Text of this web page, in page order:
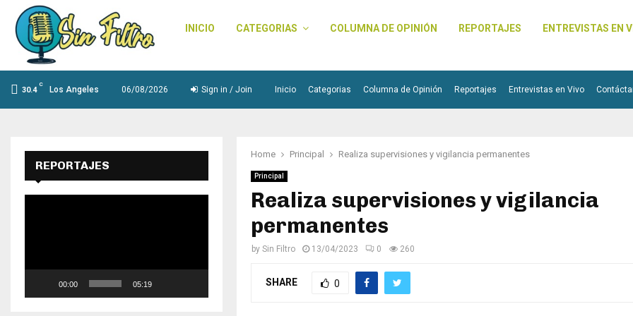
INICIO CATEGORIAS COLUMNA DE OPINIÓN REPORTAJES ENTREVISTAS EN
30.4
C
Los Angeles 06/08/2026 Sign in / Join Inicio Categorias Columna de Opinión Reportajes Entrevistas en Vivo
Home Principal Realiza supervisiones y vigilancia permanentes
Principal
Realiza supervisiones y vigilancia
permanentes
by Sin Filtro 13/04/2023 0 260
SHARE 0
REPORTAJES
00:00 05:19